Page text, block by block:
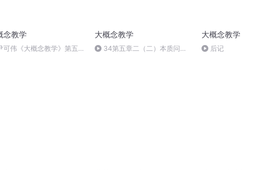
念教学
可伟《大概念教学》第五章
大概念教学
34第五章二（二）本质问题
大概念教学
后记